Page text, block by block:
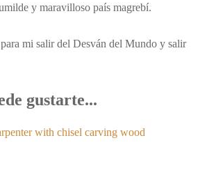
y maravilloso país magrebí.
mi salir del Desván del Mundo y salir
gustarte...